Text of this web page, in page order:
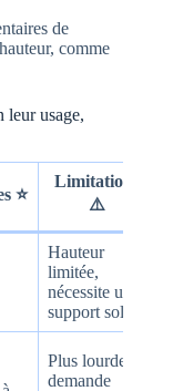
de
comme
leur usage,
⭐
Limitations
⚠️
Hauteur
limitée,
nécessite un
support solide
Plus lourde,
demande